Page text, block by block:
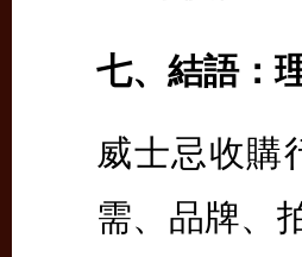
七、結語：
威士忌收購
需、品牌、